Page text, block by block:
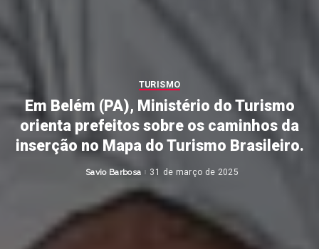
TURISMO
Em Belém (PA), Ministério do Turismo
orienta prefeitos sobre os caminhos da
inserção no Mapa do Turismo Brasileiro.
Posted
Savio Barbosa 31 de março de 2025